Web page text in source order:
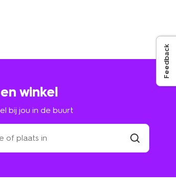
winkel
bij jou in de buurt
Feedback